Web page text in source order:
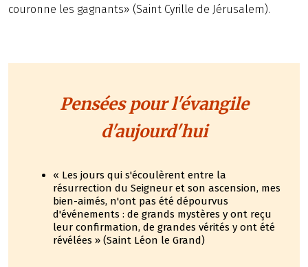
couronne les gagnants» (Saint Cyrille de Jérusalem).
Pensées pour l'évangile
d'aujourd'hui
« Les jours qui s'écoulèrent entre la
résurrection du Seigneur et son ascension, mes
bien-aimés, n'ont pas été dépourvus
d'événements : de grands mystères y ont reçu
leur confirmation, de grandes vérités y ont été
révélées » (Saint Léon le Grand)